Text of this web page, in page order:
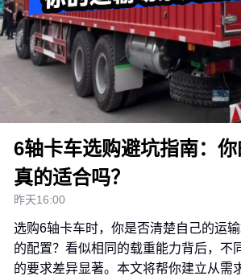
6轴卡车选购避坑指南：
真的适合吗？
昨天16:00
选购6轴卡车时，你是否清楚自己的运
的配置？看似相同的载重能力背后，不
的要求差异显著。本文将帮你建立从需